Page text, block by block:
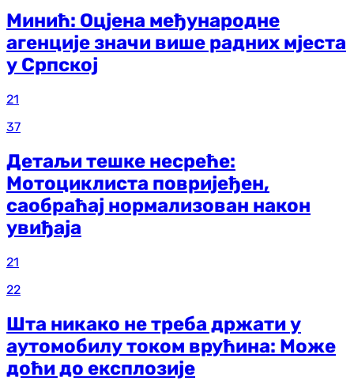
Минић: Оцјена међународне
агенције значи више радних мјеста
у Српској
21
37
Детаљи тешке несреће:
Мотоциклиста повријеђен,
саобраћај нормализован након
увиђаја
21
22
Шта никако не треба држати у
аутомобилу током врућина: Може
доћи до експлозије